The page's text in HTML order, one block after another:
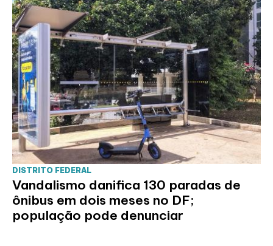
DISTRITO FEDERAL
Vandalismo danifica 130 paradas de
ônibus em dois meses no DF;
população pode denunciar